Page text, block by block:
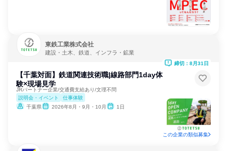
東鉄工業株式会社
建設・土木、鉄道、インフラ・鉱業
【千葉対面】鉄道関連技術職|線路部門1day体
験×現場見学
JRパートナー企業/交通費支給あり/文理不問
説明会・イベント
仕事体験
千葉県
2026年8月・9月・10月 1日
締切：8月31日
この企業の類似募集